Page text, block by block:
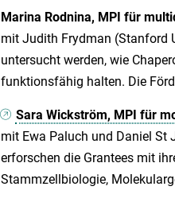
Marina Rodnina, MPI für
mit Judith Frydman (Stanford
untersucht werden, wie
funktionsfähig halten. Die
Sara Wickström, MPI für
mit Ewa Paluch und Daniel St
erforschen die Grantees mit
Stammzellbiologie,